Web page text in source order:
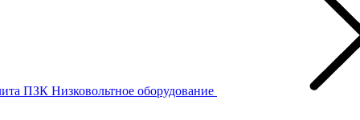
ПЗК Низковольтное оборудование